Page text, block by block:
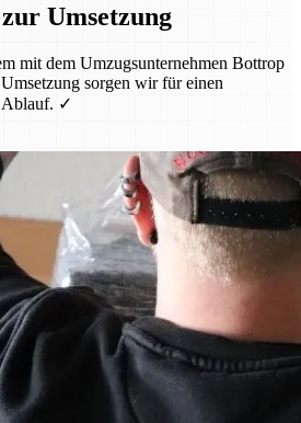
Umsetzung
mit dem Umzugsunternehmen Bottrop
sorgen wir für einen
Ablauf. ✓